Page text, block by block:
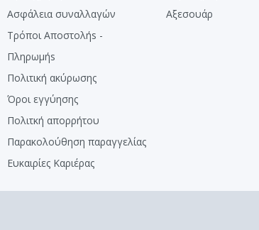
Ασφάλεια συναλλαγών
Τρόποι Αποστολήs -
Πληρωμήs
Πολιτική ακύρωσης
Όροι εγγύησης
Πολιτκή απορρήτου
Παρακολούθηση παραγγελίας
Ευκαιρίες Καριέρας
Αξεσουάρ